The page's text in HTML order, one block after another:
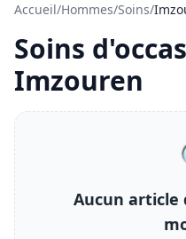
Accueil/Hommes/Soins/
Soins
Imzouren
Aucun article